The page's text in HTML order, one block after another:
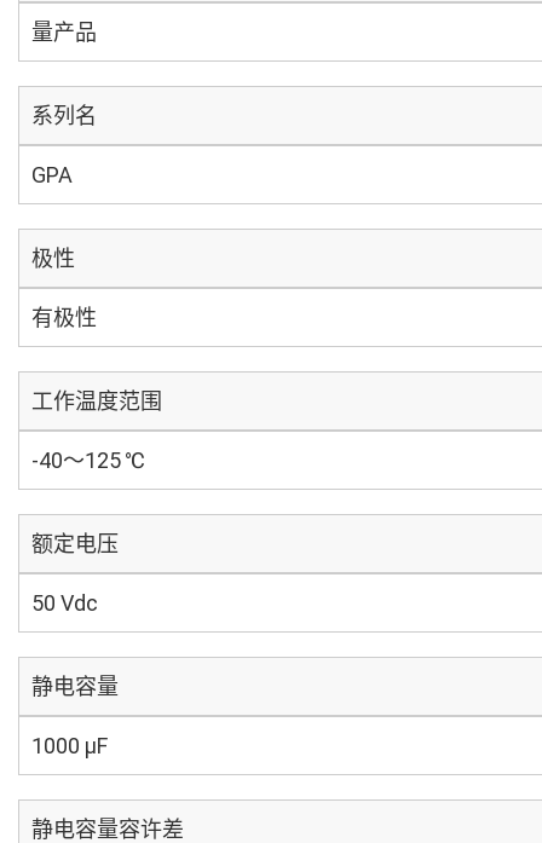
量产品
系列名
GPA
极性
有极性
工作温度范围
-40～125 ℃
额定电压
50 Vdc
静电容量
1000 µF
静电容量容许差